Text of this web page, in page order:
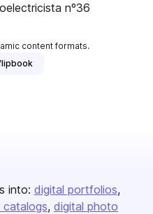
nº36
content formats.
into: digital portfolios
catalogs digital photo